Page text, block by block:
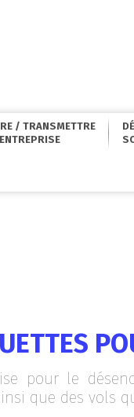
/ TRANSMETTRE
pour le
que des vols